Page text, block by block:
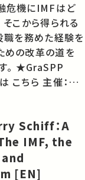
危機にIMFはど
そこから得られる
を務めた経験を
めの改革の道を
主催：東
気に入
どでシ…
IMF, the
[EN]